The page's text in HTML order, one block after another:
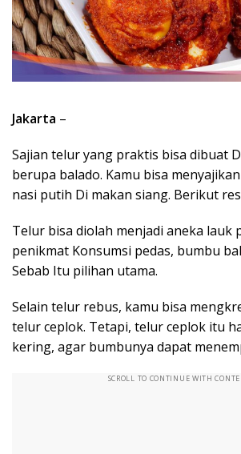
Jakarta –
Sajian telur yang praktis bisa dibuat
berupa balado. Kamu bisa
nasi putih Di makan siang. Berikut
Telur bisa diolah menjadi aneka lauk
penikmat Konsumsi pedas, bumbu
Sebab Itu pilihan utama.
Selain telur rebus, kamu bisa
telur ceplok. Tetapi, telur ceplok itu
kering, agar bumbunya dapat
SCROLL TO CONTINUE WITH